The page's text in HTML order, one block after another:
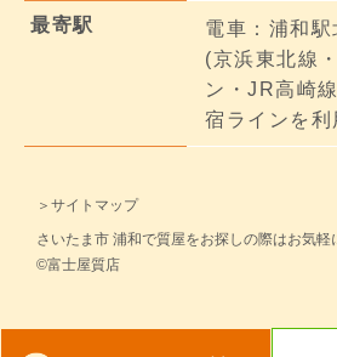
最寄駅
電車：浦和
(京浜東北線
ン・JR高崎
宿ラインを利
＞サイトマップ
さいたま市 浦和で質屋をお探しの際はお気
©富士屋質店